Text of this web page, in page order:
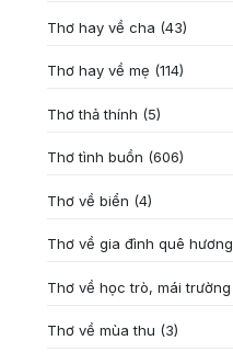
Thơ hay về cha (43)
Thơ hay về mẹ (114)
Thơ thả thính (5)
Thơ tình buồn (606)
Thơ về biển (4)
Thơ về gia đình quê hương
Thơ về học trò, mái trường
Thơ về mùa thu (3)